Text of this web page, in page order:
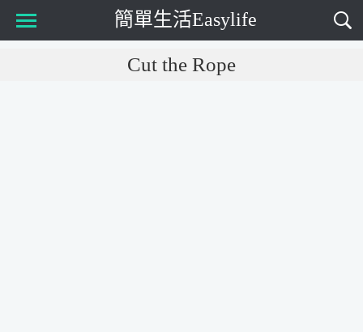
簡單生活Easylife
Cut the Rope